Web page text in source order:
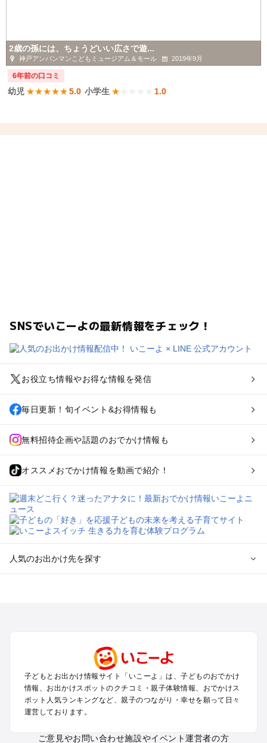
2歳の孫には、ちょうどいい広さで遊...
神戸アンパンマンこどもミュージアム＆モール 2019年9月
6年前の口コミ
幼児 ★★★★★5.0 小学生 ★ 1.0
SNSでいこーよの最新情報をチェック！
お役立ち情報やお得な情報を発信
毎日更新！旬イベント&お得情報も
無料招待企画や話題のおでかけ情報も
オススメおでかけ情報を動画で紹介！
人気のお出かけ先を探す
関西のプールおでかけ
中国･四国のプールおでかけ
九州･沖縄のプールおでかけ
定番お出かけスポット
子どもとお出かけ情報サイト「いこーよ」は、子どものおでかけ
情報、お出かけスポットのクチコミ・親子体験情報、おでかけス
ポット人気ランキングなど、親子のつながり・幸せを願って日々
運営しております。
ご意見やお問い合わせ施設やイベント運営者の方